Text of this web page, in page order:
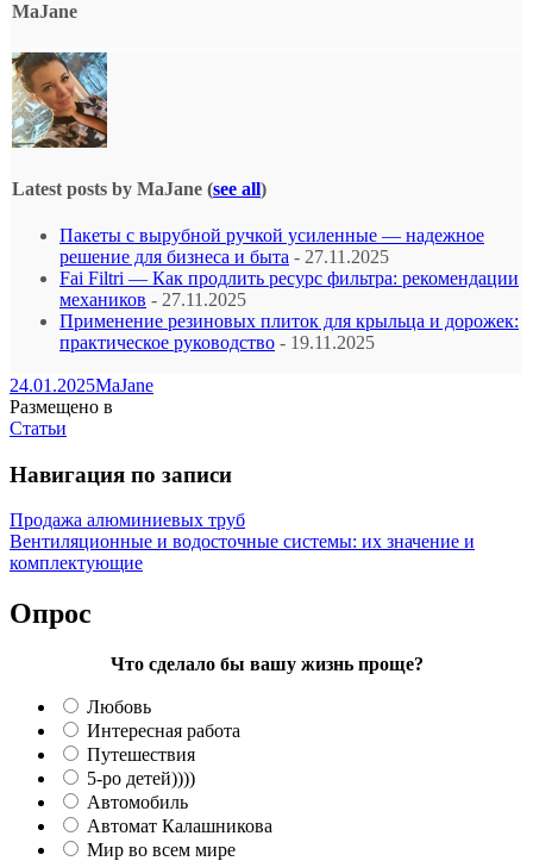
MaJane
Latest posts by MaJane (see all)
Пакеты с вырубной ручкой усиленные — надежное
решение для бизнеса и быта - 27.11.2025
Fai Filtri — Как продлить ресурс фильтра: рекомендации
механиков - 27.11.2025
Применение резиновых плиток для крыльца и дорожек:
практическое руководство - 19.11.2025
24.01.2025MaJane
Размещено в
Статьи
Навигация по записи
Продажа алюминиевых труб
Вентиляционные и водосточные системы: их значение и
комплектующие
Опрос
Что сделало бы вашу жизнь проще?
Любовь
Интересная работа
Путешествия
5-ро детей))))
Автомобиль
Автомат Калашникова
Мир во всем мире